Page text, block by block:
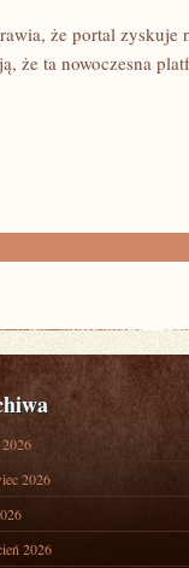
że portal zyskuje
że ta nowoczesna
2026
2026